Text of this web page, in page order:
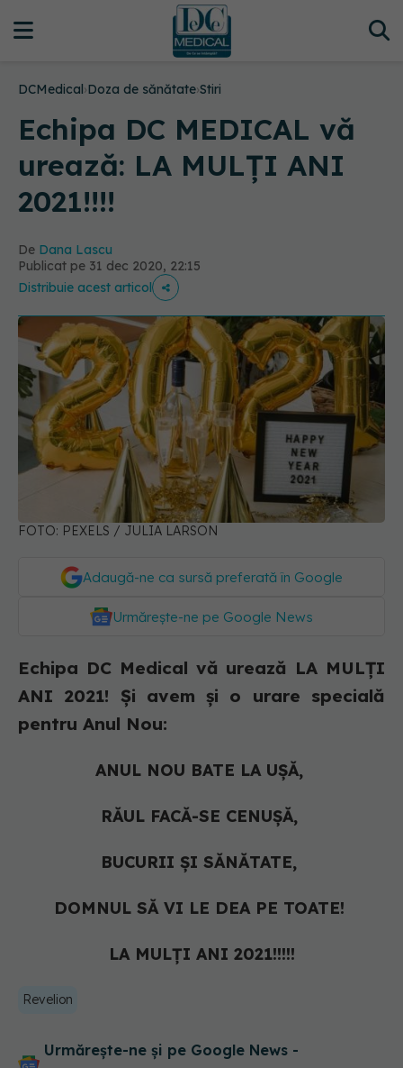
DCMedical›Doza de sănătate›Stiri
Echipa DC MEDICAL vă
urează: LA MULȚI ANI
2021!!!!
De Dana Lascu
Publicat pe 31 dec 2020, 22:15
Distribuie acest articol
FOTO: PEXELS / JULIA LARSON
Adaugă-ne ca sursă preferată în Google
Urmărește-ne pe Google News
Echipa DC Medical vă urează LA MULȚI
ANI 2021! Și avem și o urare specială
pentru Anul Nou:
ANUL NOU BATE LA UȘĂ,
RĂUL FACĂ-SE CENUȘĂ,
BUCURII ȘI SĂNĂTATE,
DOMNUL SĂ VI LE DEA PE TOATE!
LA MULȚI ANI 2021!!!!!
Revelion
Urmărește-ne și pe Google News -